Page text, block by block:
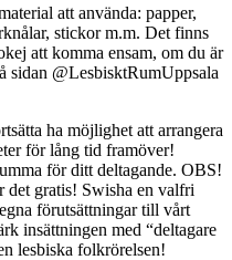
att använda: papper,
stickor m.m. Det finns
att komma ensam, om du är
sidan @LesbisktRumUppsala
ha möjlighet att arrangera
för lång tid framöver!
för ditt deltagande. OBS!
det gratis! Swisha en valfri
förutsättningar till vårt
insättningen med “deltagare
lesbiska folkrörelsen!